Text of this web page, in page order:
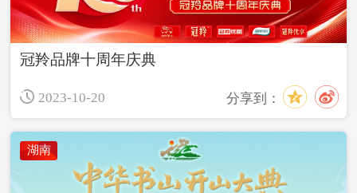
冠羚品牌十周年庆典
2023-10-20 分享到：
湖南